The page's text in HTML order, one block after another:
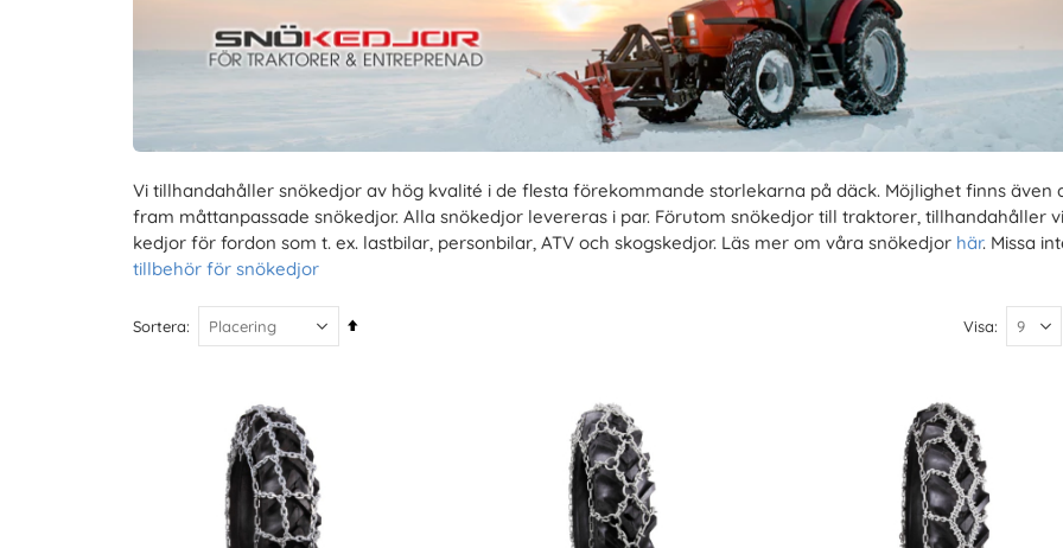
Vi tillhandahåller snökedjor av hög kvalité i de flesta förekommande storlekarna på däck. Möjlighet finns även
fram måttanpassade snökedjor. Alla snökedjor levereras i par. Förutom snökedjor till traktorer, tillhandahåller
kedjor för fordon som t. ex. lastbilar, personbilar, ATV och skogskedjor. Läs mer om våra snökedjor här. Missa
tillbehör för snökedjor
Sortera
Fallande
Visa